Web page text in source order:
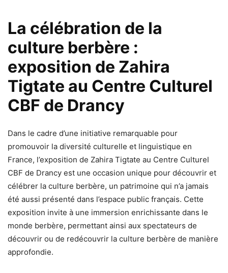
La célébration de la
culture berbère :
exposition de Zahira
Tigtate au Centre Culturel
CBF de Drancy
Dans le cadre d’une initiative remarquable pour
promouvoir la diversité culturelle et linguistique en
France, l’exposition de Zahira Tigtate au Centre Culturel
CBF de Drancy est une occasion unique pour découvrir et
célébrer la culture berbère, un patrimoine qui n’a jamais
été aussi présenté dans l’espace public français. Cette
exposition invite à une immersion enrichissante dans le
monde berbère, permettant ainsi aux spectateurs de
découvrir ou de redécouvrir la culture berbère de manière
approfondie.